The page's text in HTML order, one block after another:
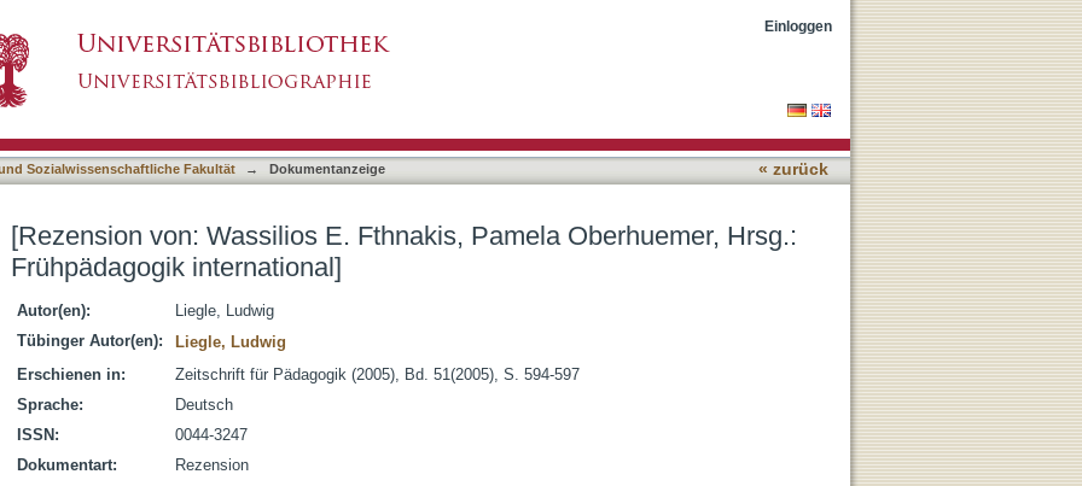
E. Fthnakis, Pamela Oberhuemer, Hrsg.: Frühpädagogik international]
Einloggen
Sozialwissenschaftliche Fakultät → Dokumentanzeige « zurück
[Rezension von: Wassilios E. Fthnakis, Pamela Oberhuemer, Hrsg.:
Frühpädagogik international]
Autor(en):
Liegle, Ludwig
Tübinger Autor(en):
Liegle, Ludwig
Erschienen in:
Zeitschrift für Pädagogik (2005), Bd. 51(2005), S. 594-597
Sprache:
Deutsch
ISSN:
0044-3247
Dokumentart:
Rezension